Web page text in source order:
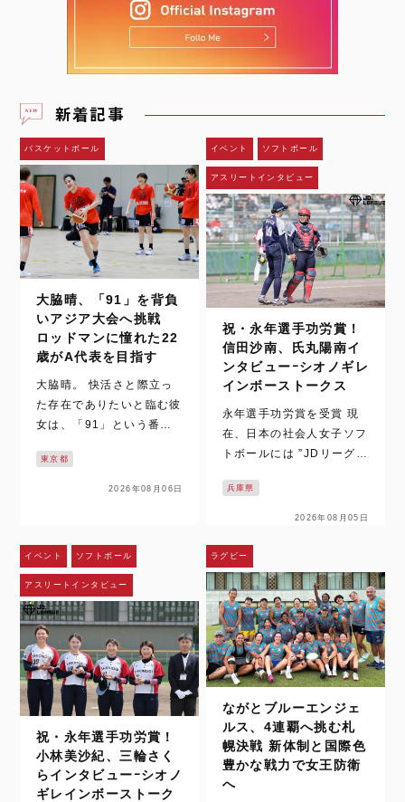
新着記事
バスケットボール
大脇晴、「91」を背負
いアジア大会へ挑戦
ロッドマンに憧れた22
歳がA代表を目指す
大脇晴。 快活さと際立っ
た存在でありたいと臨む彼
女は、「91」という番号
知県で開催されるアジア競
技大会へ向け、女子日本代
（ドイツ・ベルリン）が同
東京都
2026年08月06日
イベント ソフトボール
アスリートインタビュー
祝・永年選手功労賞！
信田沙南、氏丸陽南イ
ンタビューｰシオノギレ
インボーストークス
永年選手功労賞を受賞 現
在、日本の社会人女子ソフ
トボールには ”JDリーグと
ーグ（以下、日本リー
グ）” の2つ実業団リーグ
グで2026年度に在籍する
選手のうち、JDリーグ及
び日本リーグでの在籍年数
が高校卒…
兵庫県
2026年08月05日
イベント ソフトボール
アスリートインタビュー
祝・永年選手功労賞！
小林美沙紀、三輪さく
らインタビューｰシオノ
ギレインボーストーク
ラグビー
ながとブルーエンジェ
ルス、4連覇へ挑む札
幌決戦 新体制と国際色
豊かな戦力で女王防衛
へ